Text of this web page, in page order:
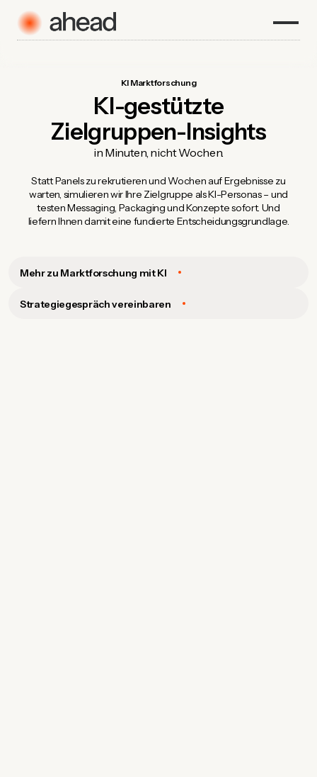
KI Marktforschung
KI-gestützte
Zielgruppen-Insights
in Minuten, nicht Wochen.
Statt Panels zu rekrutieren und Wochen auf Ergebnisse zu
warten, simulieren wir Ihre Zielgruppe als KI-Personas – und
testen Messaging, Packaging und Konzepte sofort. Und
liefern Ihnen damit eine fundierte Entscheidungsgrundlage.
Mehr zu Marktforschung mit KI
Strategiegespräch vereinbaren